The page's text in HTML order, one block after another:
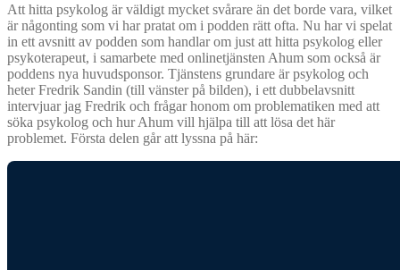
Att hitta psykolog är väldigt mycket svårare än det borde vara, vilket
är någonting som vi har pratat om i podden rätt ofta. Nu har vi spelat
in ett avsnitt av podden som handlar om just att hitta psykolog eller
psykoterapeut, i samarbete med onlinetjänsten Ahum som också är
poddens nya huvudsponsor. Tjänstens grundare är psykolog och
heter Fredrik Sandin (till vänster på bilden), i ett dubbelavsnitt
intervjuar jag Fredrik och frågar honom om problematiken med att
söka psykolog och hur Ahum vill hjälpa till att lösa det här
problemet. Första delen går att lyssna på här: